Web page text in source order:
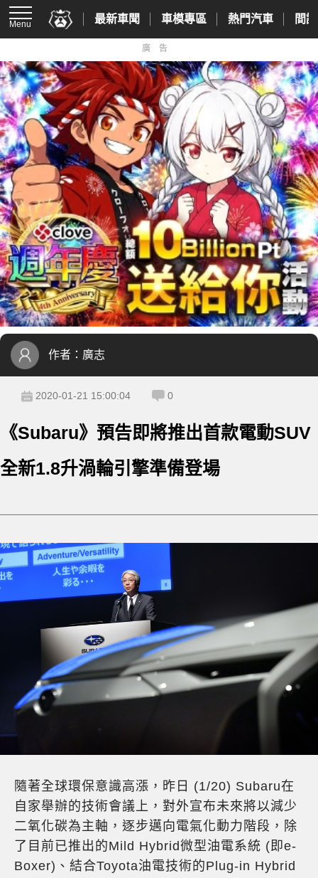
Menu 最新車聞 車模專區 熱門汽車 間
廣告
作者： 廣志
2020-01-21 15:00:04 0
《Subaru》預告即將推出首款電動SUV
全新1.8升渦輪引擎準備登場
隨著全球環保意識高漲，昨日 (1/20) Subaru在
自家舉辦的技術會議上，對外宣布未來將以減少
二氧化碳為主軸，逐步邁向電氣化動力階段，除
了目前已推出的Mild Hybrid微型油電系統 (即e-
Boxer)、結合Toyota油電技術的Plug-in Hybrid